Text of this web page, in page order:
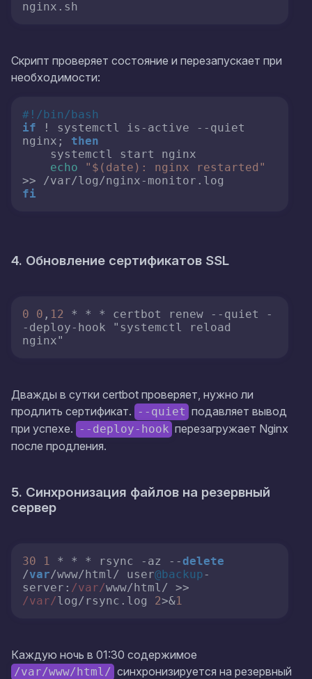
nginx. sh
Скрипт проверяет состояние и перезапускает при
необходимости:
#!/bin/bash
if ! systemctl is-active --quiet
nginx; then
echo
" $(date) : nginx restarted"
fi
4. Обновление сертификатов SSL
0 0 , 12 * * * certbot renew --quiet
-
-deploy-hook "systemctl reload
nginx"
Дважды в сутки certbot проверяет, нужно ли
продлить сертификат. --quiet подавляет вывод
при успехе. --deploy-hook перезагружает Nginx
после продления.
5. Синхронизация файлов на резервный
сервер
30 1 * * * rsync -az --delete
/var/www/html/ user@backup-
server : /var/
/var/log/rsync. log 2>&1
Каждую ночь в 01:30 содержимое
/var/www/html/ синхронизируется на резервный